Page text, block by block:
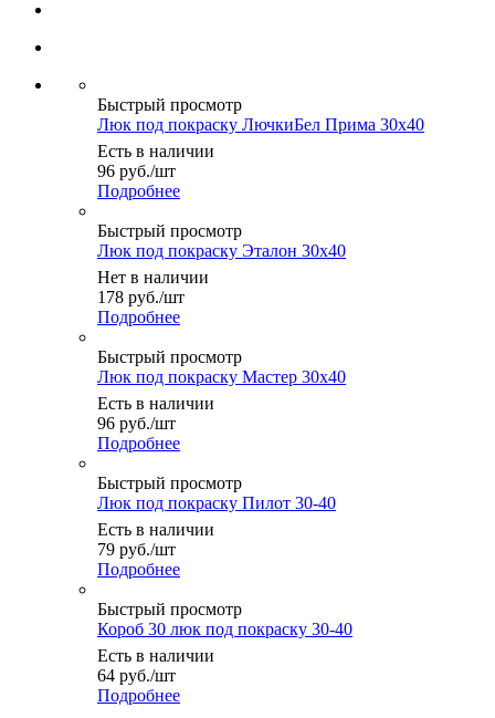
Быстрый просмотр
Люк под покраску ЛючкиБел Прима 30х40
Есть в наличии
96 руб./шт
Подробнее
Быстрый просмотр
Люк под покраску Эталон 30х40
Нет в наличии
178 руб./шт
Подробнее
Быстрый просмотр
Люк под покраску Мастер 30x40
Есть в наличии
96 руб./шт
Подробнее
Быстрый просмотр
Люк под покраску Пилот 30-40
Есть в наличии
79 руб./шт
Подробнее
Быстрый просмотр
Короб 30 люк под покраску 30-40
Есть в наличии
64 руб./шт
Подробнее